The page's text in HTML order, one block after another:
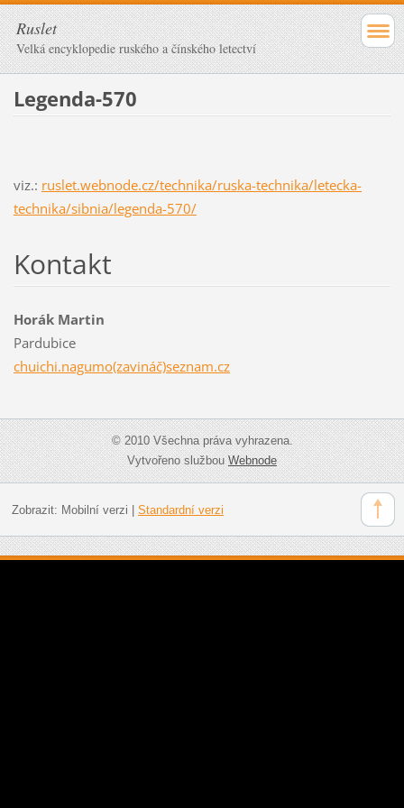
Ruslet
Velká encyklopedie ruského a čínského letectví
Legenda-570
viz.: ruslet.webnode.cz/technika/ruska-technika/letecka-
technika/sibnia/legenda-570/
Kontakt
Horák Martin
Pardubice
chuichi.nagumo(zavináč)seznam.cz
© 2010 Všechna práva vyhrazena.
Vytvořeno službouWebnode
Zobrazit: Mobilní verzi Standardní verzi